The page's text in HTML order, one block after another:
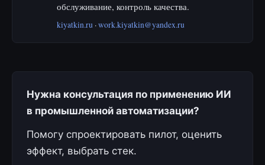
обслуживание, контроль качества.
kiyatkin.ru ·work.kiyatkin@yandex.ru
Нужна консультация по применению ИИ
в промышленной автоматизации?
Помогу спроектировать пилот, оценить
эффект, выбрать стек.